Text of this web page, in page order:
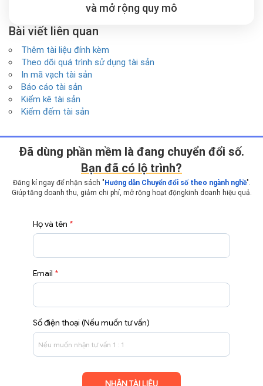
và mở rộng quy mô
Bài viết liên quan
Thêm tài liệu đính kèm
Theo dõi quá trình sử dụng tài sản
In mã vạch tài sản
Báo cáo tài sản
Kiểm kê tài sản
Kiểm đếm tài sản
Ðã dùng phần mềm là đang chuyển đổi số.
Bạn đã có lộ trình?
Đăng kí ngay để nhận sách " Hướng dẫn Chuyển đổi số theo ngành nghề".
Giúp tăng doanh thu, giảm chi phí, mở rộng hoạt động kinh doanh hiệu quả.
Họ và tên *
Email *
Số điện thoại (Nếu muốn tư vấn)